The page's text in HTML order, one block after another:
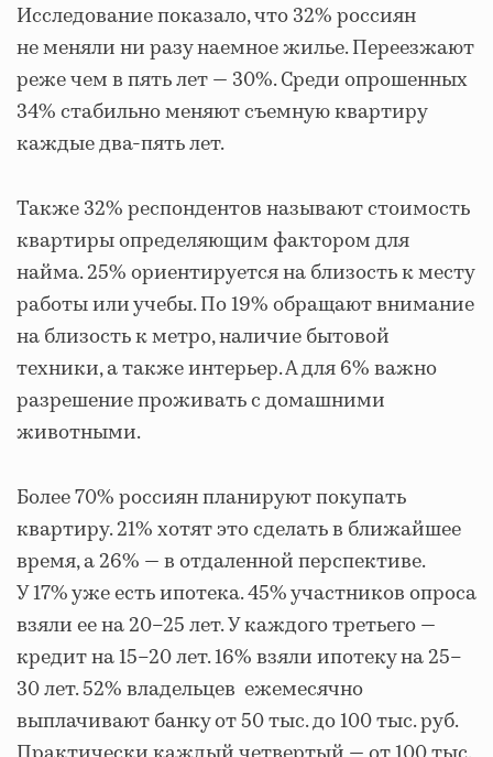
Исследование показало, что 32% россиян
не меняли ни разу наемное жилье. Переезжают
реже чем в пять лет — 30%. Среди опрошенных
34% стабильно меняют съемную квартиру
каждые два-пять лет.
Также 32% респондентов называют стоимость
квартиры определяющим фактором для
найма. 25% ориентируется на близость к месту
работы или учебы. По 19% обращают внимание
на близость к метро, наличие бытовой
техники, а также интерьер. А для 6% важно
разрешение проживать с домашними
животными.
Более 70% россиян планируют покупать
квартиру. 21% хотят это сделать в ближайшее
время, а 26% — в отдаленной перспективе.
У 17% уже есть ипотека. 45% участников опроса
взяли ее на 20–25 лет. У каждого третьего —
кредит на 15–20 лет. 16% взяли ипотеку на 25–
30 лет. 52% владельцев ежемесячно
выплачивают банку от 50 тыс. до 100 тыс. руб.